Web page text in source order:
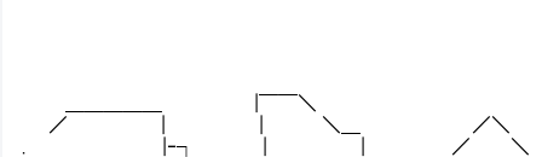
＿＿＿＿＿ |￣
／ | | ＼＿ ／＼ /
. |‐┐ | | ／ ＼ /／